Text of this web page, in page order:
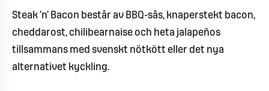
Steak ’n’ Bacon består av BBQ-sås, knaperstekt bacon,
cheddarost, chilibearnaise och heta jalapeños
tillsammans med svenskt nötkött eller det nya
alternativet kyckling.